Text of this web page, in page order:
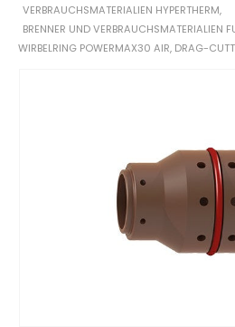
VERBRAUCHSMATERIALIEN HYPERTHERM,
BRENNER UND VERBRAUCHSMATERIALIEN
WIRBELRING POWERMAX30 AIR, DRAG-